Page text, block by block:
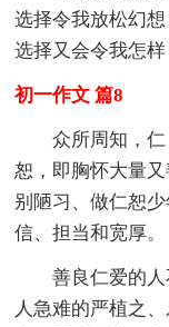
选择令我放松幻
选择又会令我怎样
初一作文 篇8
众所周知，仁
恕，即胸怀大量又
别陋习、做仁恕
信、担当和宽厚。
善良仁爱的人
人急难的严植之